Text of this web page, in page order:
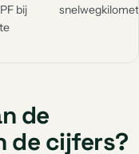
bij
de
de cijfers?